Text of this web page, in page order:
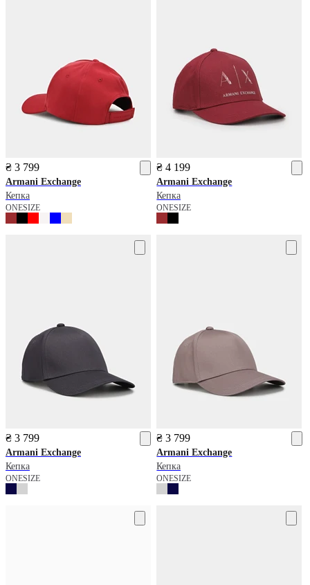
₴ 3 799
Armani Exchange
Кепка
ONESIZE
₴ 4 199
Armani Exchange
Кепка
ONESIZE
₴ 3 799
Armani Exchange
Кепка
ONESIZE
₴ 3 799
Armani Exchange
Кепка
ONESIZE